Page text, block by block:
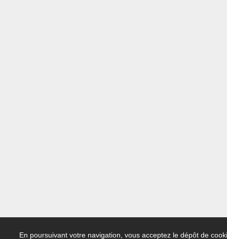
En poursuivant votre navigation, vous acceptez le dépôt de